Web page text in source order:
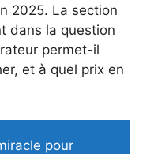
2025. La section
dans la question
permet-il
et à quel prix en
pour